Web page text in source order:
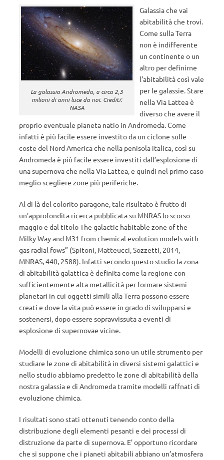
La galassia Andromeda, a circa 2,3
milioni di anni luce da noi. Crediti:
NASA
Galassia che vai
abitabilità che trovi.
Come sulla Terra
non è indifferente
un continente o un
altro per definirne
l’abitabilità così vale
per le galassie. Stare
nella Via Lattea è
diverso che avere il
proprio eventuale pianeta natio in Andromeda. Come
infatti è più facile essere investito da un ciclone sulle
coste del Nord America che nella penisola italica, così su
Andromeda è più facile essere investiti dall’esplosione di
una supernova che nella Via Lattea, e quindi nel primo caso
meglio scegliere zone più periferiche.
Al di là del colorito paragone, tale risultato è frutto di
un’approfondita ricerca pubblicata su MNRAS lo scorso
maggio e dal titolo The galactic habitable zone of the
Milky Way and M31 from chemical evolution models with
gas radial fows” (Spitoni, Matteucci, Sozzetti, 2014,
MNRAS, 440, 2588). Infatti secondo questo studio la zona
di abitabilità galattica è definita come la regione con
sufficientemente alta metallicità per formare sistemi
planetari in cui oggetti simili alla Terra possono essere
creati e dove la vita può essere in grado di svilupparsi e
sostenersi, dopo essere sopravvissuta a eventi di
esplosione di supernovae vicine.
Modelli di evoluzione chimica sono un utile strumento per
studiare le zone di abitabilità in diversi sistemi galattici e
nello studio abbiamo predetto le zone di abitabilità della
nostra galassia e di Andromeda tramite modelli raffnati di
evoluzione chimica.
I risultati sono stati ottenuti tenendo conto della
distribuzione degli elementi pesanti e dei processi di
distruzione da parte di supernova. E’ opportuno ricordare
che si suppone che i pianeti abitabili abbiano un’atmosfera